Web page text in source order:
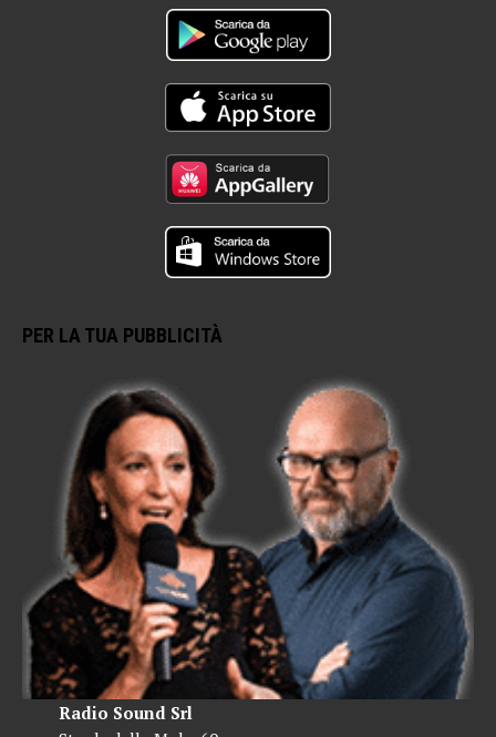
PER LA TUA PUBBLICITÀ
Radio Sound Srl